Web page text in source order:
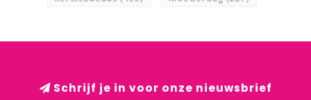
Schrijf je in voor onze nieuwsbrief